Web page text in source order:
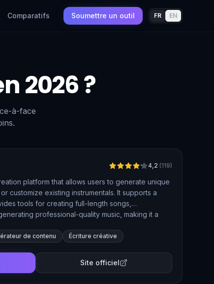
Comparatifs Soumettre un outil FR EN
2026 ?
à-face
4,2 (119)
platform that allows users to generate unique
customize existing instrumentals. It supports a
tools for creating full-length songs,
professional-quality music, making it a
de contenu Écriture créative
Site officiel